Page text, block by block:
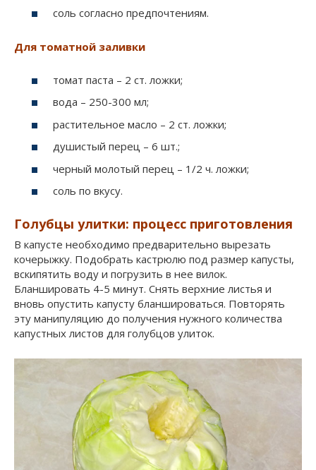
соль согласно предпочтениям.
Для томатной заливки
томат паста – 2 ст. ложки;
вода – 250-300 мл;
растительное масло – 2 ст. ложки;
душистый перец – 6 шт.;
черный молотый перец – 1/2 ч. ложки;
соль по вкусу.
Голубцы улитки: процесс приготовления
В капусте необходимо предварительно вырезать
кочерыжку. Подобрать кастрюлю под размер капусты,
вскипятить воду и погрузить в нее вилок.
Бланшировать 4-5 минут. Снять верхние листья и
вновь опустить капусту бланшироваться. Повторять
эту манипуляцию до получения нужного количества
капустных листов для голубцов улиток.